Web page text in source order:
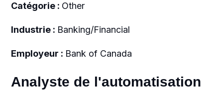
Catégorie : Other
Industrie : Banking/Financial
Employeur : Bank of Canada
Analyste de l'automatisation